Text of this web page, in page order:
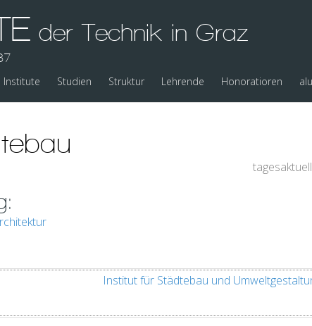
der Technik in Graz
Institute Studien Struktur Lehrende Honoratioren
Institut für Städtebau und